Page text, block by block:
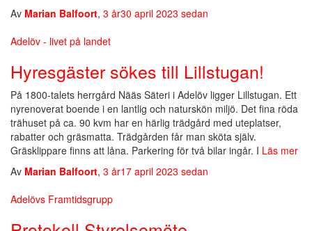
Av Marian Balfoort, 3 år30 april 2023 sedan
Adelöv - livet på landet
Hyresgäster sökes till Lillstugan!
På 1800-talets herrgård Nääs Säteri i Adelöv ligger Lillstugan. Ett
nyrenoverat boende i en lantlig och naturskön miljö. Det fina röda
trähuset på ca. 90 kvm har en härlig trädgård med uteplatser,
rabatter och gräsmatta. Trädgården får man sköta själv.
Gräsklippare finns att låna. Parkering för två bilar ingår. I Läs mer
Av Marian Balfoort, 3 år17 april 2023 sedan
Adelövs Framtidsgrupp